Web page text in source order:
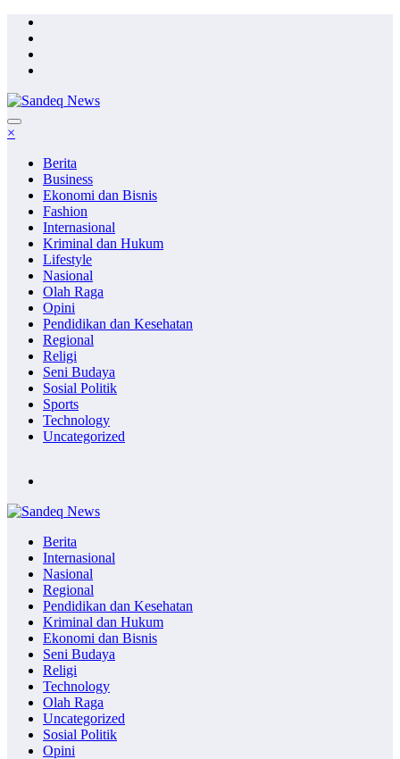
Skip
content
×
Berita
Business
Ekonomi dan Bisnis
Fashion
Internasional
Kriminal dan Hukum
Lifestyle
Nasional
Olah Raga
Opini
Pendidikan dan Kesehatan
Regional
Religi
Seni Budaya
Sosial Politik
Sports
Technology
Uncategorized
Berita
Internasional
Nasional
Regional
Pendidikan dan Kesehatan
Kriminal dan Hukum
Ekonomi dan Bisnis
Seni Budaya
Religi
Technology
Olah Raga
Uncategorized
Sosial Politik
Opini